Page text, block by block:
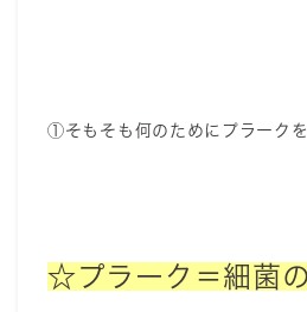
①そもそも何のためにプラーク
☆プラーク＝細菌